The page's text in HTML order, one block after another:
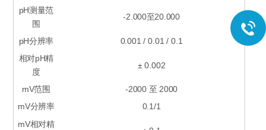
pH测量范
围
-2.000至20.000
pH分辨率
0.001 / 0.01 / 0.1
相对pH精
度
± 0.002
mV范围 -2000 至 2000
mV分辨率
0.1/1
mV相对精